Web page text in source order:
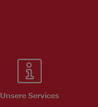
Unsere Services